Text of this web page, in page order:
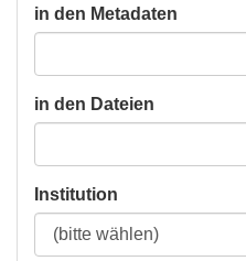
in den Metadaten
in den Dateien
Institution